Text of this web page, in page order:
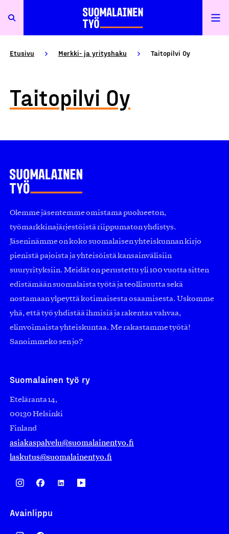
Etusivu Merkki- ja yrityshaku Taitopilvi Oy
Taitopilvi Oy
Olemme jäsentemme omistama puolueeton,
työmarkkinajärjestöistä riippumaton yhdistys.
Jäseninämme on koko suomalaisen yhteiskunnan kirjo
pienistä pajoista ja yhteisöistä kansainvälisiin
suuryrityksiin. Meidät on perustettu yli 100 vuotta sitten
edistämään suomalaista työtä ja teollisuutta sekä
nostamaan ylpeyttä kotimaisesta osaamisesta. Uskomme
yhä, että työ yhdistää ihmisiä ja rakentaa vahvaa,
elinvoimaista yhteiskuntaa. Me rakastamme työtä!
Sanoimmeko sen jo?
Suomalainen työ ry
Eteläranta 14,
00130 Helsinki
Finland
asiakaspalvelu@suomalainentyo.fi
laskutus@suomalainentyo.fi
Avainlippu